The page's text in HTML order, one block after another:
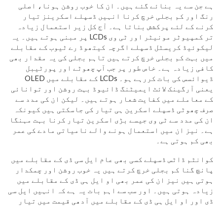
ہے جن سے یہ بنائے گئے ہیں۔ ان کا خوب روشن ہونا، اصلی
رنگ اور کم بجلی خرچ کرنا انہیں ڈسپلے اسکرینز تیار
کرنے کے لئے پرکشش بناتا ہے۔ آج کل زیر استعمال زیادہ
تر کمپیوٹر مونیٹر اور ٹی وی LCDs پر مبنی ہوتے ہیں۔ یہ
لیکوئیڈ کریسٹل ڈسپلے اگرچہ کیتھوڈ رے ٹیوب کے مقابلے
میں بہت کم بجلی خرچ کرتے ہیں تاہم بجلی کی یہ مقدار بھی
کافی زیادہ ہے۔ خاص طور پر جب آپ چھوٹے اور پورٹیبل
ڈیوائسس کی بات کررہے ہو۔ LCDs کے مقابلے میں OLED
یعنی آرگینک لائٹ ایمیٹنگ ڈائیوڈ بہت روشن اور توانائی
کے معاملے میں کفایت شعار ہوتے ہیں۔ لیکن ان کی مدد سے
صرف چھوٹی ڈسپلے اسکرین ہی تیار کی جاسکتی ہیں کیونکہ
ان کی مدد سے ٹی وی جیسے بڑی اسکرین تیار کرنا بہت مہنگا
ہے۔ نیز ان میں استعمال ہونے والے نامیاتی مادے کی عمر
بھی کم ہوتی ہے۔
کوانٹم ڈاٹس ڈسپلے کسی بھی عام ایل سی ڈی کے مقابلے میں
پانچ گنا کم بجلی خرچ کرتے ہیں یہ خوب روشن اور چمکدار
ہوتی ہیں نیز ان کی عمر بھی او ایل ہی ڈی کے مقابلے میں
زیادہ ہوتی ہیں۔ اور سب سے اہم بات یہ ہے کہ انہیں ایل سی
ڈی اور او ایل ہی ڈی کے مقابلے میں آدھی قیمت میں تیار